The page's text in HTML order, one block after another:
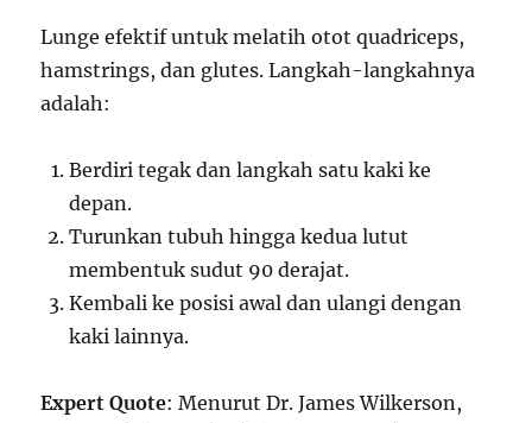
Lunge efektif untuk melatih otot quadriceps,
hamstrings, dan glutes. Langkah-langkahnya
adalah:
Berdiri tegak dan langkah satu kaki ke
depan.
Turunkan tubuh hingga kedua lutut
membentuk sudut 90 derajat.
Kembali ke posisi awal dan ulangi dengan
kaki lainnya.
Expert Quote: Menurut Dr. James Wilkerson,